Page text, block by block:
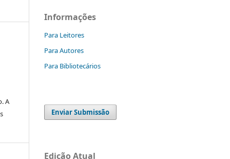
A
Informações
Para Leitores
Para Autores
Para Bibliotecários
Enviar Submissão
Edição Atual